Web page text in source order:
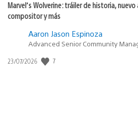
Marvel’s Wolverine: tráiler de historia,
compositor y más
Aaron Jason Espinoza
Advanced Senior Community
Fecha
23/07/2026 7